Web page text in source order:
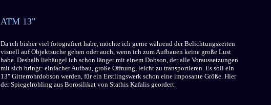
ATM 13"
Da ich bisher viel fotografiert habe, möchte ich gerne während der Belichtungszeiten
visuell auf Objektsuche gehen oder auch, wenn ich zum Aufbauen keine große Lust
habe. Deshalb liebäugel ich schon länger mit einem Dobson, der alle Voraussetzungen
mit sich bringt: einfacher Aufbau, große Öffnung, leicht zu transportieren. Es soll ein
13" Gitterrohrdobson werden, für ein Erstlingswerk schon eine imposante Größe. Hier
der Spiegelrohling aus Borosilikat von Stathis Kafalis geordert.